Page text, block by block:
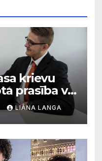
krievu
prasība vai
VDI
LIĀNA LANGA